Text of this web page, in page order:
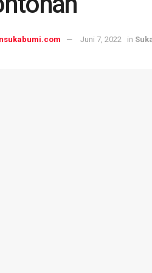
Juni 7, 2022 in